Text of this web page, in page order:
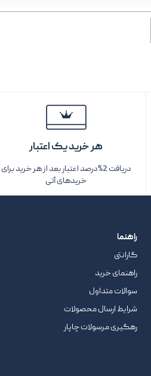
هر خرید یک اعتبار
دریافت 2%درصد اعتبار بعد از هر خرید برای
خریدهای آتی
راهنما
گارانتی
راهنمای خرید
سوالات متداول
شرایط ارسال محصولات
رهگیری مرسولات چاپار